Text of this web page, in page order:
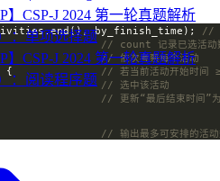
】CSP-J 2024 第一轮真题解析
：单项选择题
】CSP-J 2024 第一轮真题解析
：阅读程序题
by_finish_time);
{
{